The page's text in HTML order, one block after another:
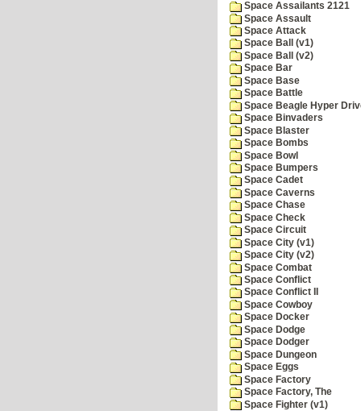
Space Assailants 2121
Space Assault
Space Attack
Space Ball (v1)
Space Ball (v2)
Space Bar
Space Base
Space Battle
Space Beagle Hyper
Space Binvaders
Space Blaster
Space Bombs
Space Bowl
Space Bumpers
Space Cadet
Space Caverns
Space Chase
Space Check
Space Circuit
Space City (v1)
Space City (v2)
Space Combat
Space Conflict
Space Conflict II
Space Cowboy
Space Docker
Space Dodge
Space Dodger
Space Dungeon
Space Eggs
Space Factory
Space Factory, The
Space Fighter (v1)